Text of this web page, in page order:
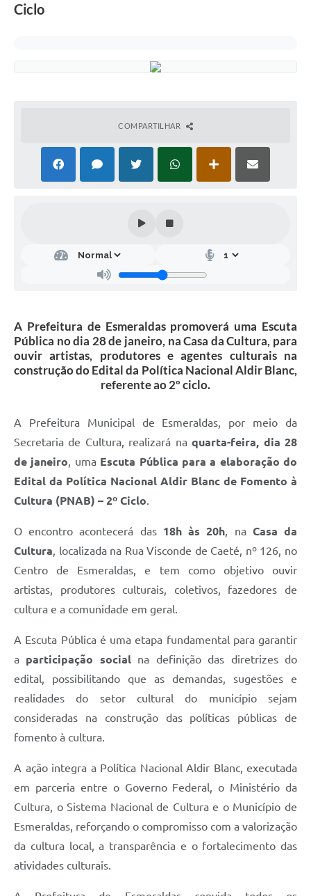
Ciclo
COMPARTILHAR
A Prefeitura de Esmeraldas promoverá uma Escuta
Pública no dia 28 de janeiro, na Casa da Cultura, para
ouvir artistas, produtores e agentes culturais na
construção do Edital da Política Nacional Aldir Blanc,
referente ao 2º ciclo.
A Prefeitura Municipal de Esmeraldas, por meio da
Secretaria de Cultura, realizará naquarta-feira, dia 28
de janeiro, uma Escuta Pública para a elaboração do
Edital da Política Nacional Aldir Blanc de Fomento à
Cultura (PNAB) – 2º Ciclo.
O encontro acontecerá das 18h às 20h, na Casa da
Cultura, localizada na Rua Visconde de Caeté, nº 126, no
Centro de Esmeraldas, e tem como objetivo ouvir
artistas, produtores culturais, coletivos, fazedores de
cultura e a comunidade em geral.
A Escuta Pública é uma etapa fundamental para garantir
a participação socialna definição das diretrizes do
edital, possibilitando que as demandas, sugestões e
realidades do setor cultural do município sejam
consideradas na construção das políticas públicas de
fomento à cultura.
A ação integra a Política Nacional Aldir Blanc, executada
em parceria entre o Governo Federal, o Ministério da
Cultura, o Sistema Nacional de Cultura e o Município de
Esmeraldas, reforçando o compromisso com a valorização
da cultura local, a transparência e o fortalecimento das
atividades culturais.